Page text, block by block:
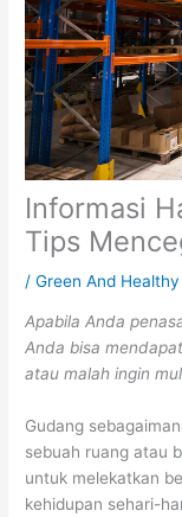
Informasi
Tips
/Green And
Apabila Anda
Anda bisa
atau malah ingin
Gudang
sebuah ruang atau
untuk melekatkan
kehidupan sehari-